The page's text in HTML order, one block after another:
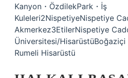
Kanyon・ÖzdilekPark・İş
Kuleleri2NispetiyeNispetiye
Akmerkez3EtilerNispetiye
Üniversitesi/HisarüstüBoğaziçi
Rumeli Hisarüstü